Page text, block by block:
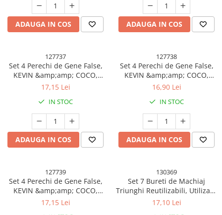
Uscatoare si Standere Haine
Articole pentru Gradina si Bricolaj
Articole pentru Iluminat
Lampi de veghe
Articole si, Echipamente pentru
Transport şi Ridicat
Pelerine, Umbrele si Accesorii
Videoproiectoare
Accesorii Auto
Accesorii Auto
Suporti auto
Accesorii biciclete
Ochelari de Protecţie
ADAUGA IN COS ADAUGA IN COS
127737
Set 4 Perechi de Gene False,
KEVIN &amp;amp; COCO,
Marimea 3
17,15 Lei
IN STOC
ADAUGA IN COS
127738
Set 4 Perechi de Gene False,
KEVIN &amp;amp; COCO,
Marimea 4
16,90 Lei
IN STOC
ADAUGA IN COS
127739
Set 4 Perechi de Gene False,
KEVIN &amp;amp; COCO,
Marimea 5
17,15 Lei
130369
Set 7 Bureti de Machiaj
Triunghi Reutilizabili, Utilizare
Umeda sau Uscata, 5.5 x 5.5 x
17,10 Lei